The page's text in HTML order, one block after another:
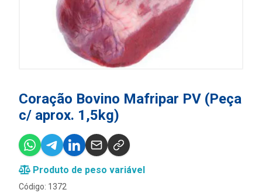
Coração Bovino Mafripar PV (Peça
c/ aprox. 1,5kg)
Produto de peso variável
Código: 1372